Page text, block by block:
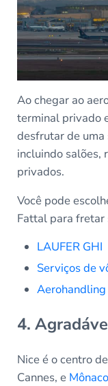
Ao chegar ao
terminal privado
desfrutar de uma
incluindo salões,
privados.
Você pode
Fattal para fretar
LAUFER GHI
Serviços de
Aerohandling
4.
Nice é o centro
Cannes, e Mônaco